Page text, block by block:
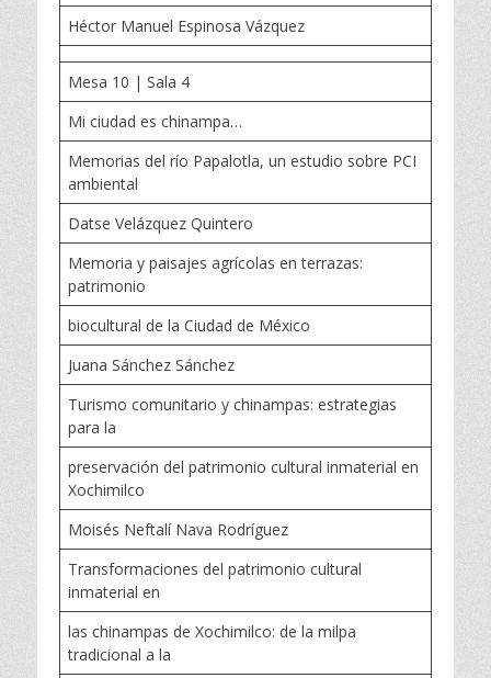
Héctor Manuel Espinosa Vázquez
Mesa 10 | Sala 4
Mi ciudad es chinampa…
Memorias del río Papalotla, un estudio sobre PCI
ambiental
Datse Velázquez Quintero
Memoria y paisajes agrícolas en terrazas:
patrimonio
biocultural de la Ciudad de México
Juana Sánchez Sánchez
Turismo comunitario y chinampas: estrategias
para la
preservación del patrimonio cultural inmaterial en
Xochimilco
Moisés Neftalí Nava Rodríguez
Transformaciones del patrimonio cultural
inmaterial en
las chinampas de Xochimilco: de la milpa
tradicional a la